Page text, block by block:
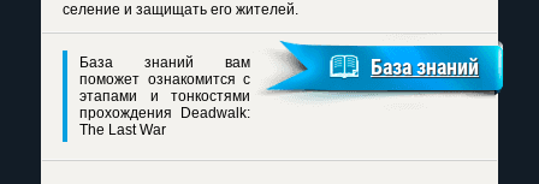
селение и защищать его жителей.
База знаний вам
поможет ознакомится с
этапами и тонкостями
прохождения Deadwalk:
The Last War
База знаний